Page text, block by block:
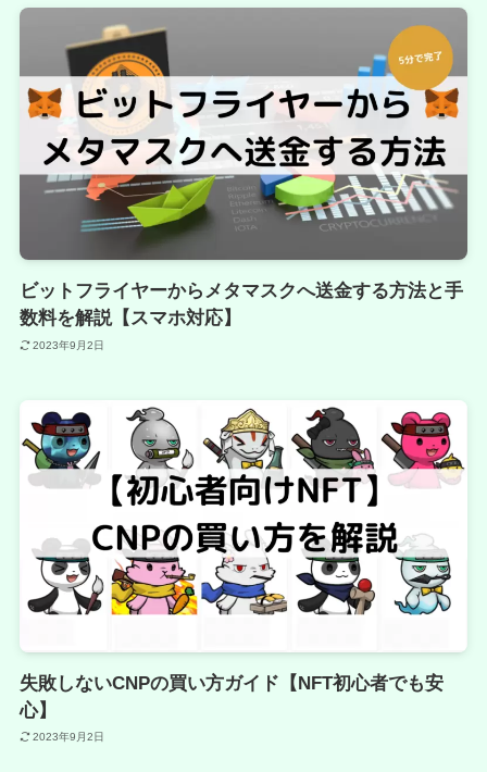
ビットフライヤーからメタマスクへ送金する方法と手
数料を解説【スマホ対応】
2023年9月2日
失敗しないCNPの買い方ガイド【NFT初心者でも安
心】
2023年9月2日